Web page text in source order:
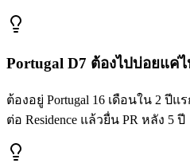
Portugal D7 ต้องไปบ่อยแค่
ต้องอยู่ Portugal 16 เดือนใน 2 ปี
ต่อ Residence แล้วยื่น PR หลัง 5 ปี